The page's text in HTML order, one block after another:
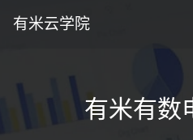
有米云学院
有米有数